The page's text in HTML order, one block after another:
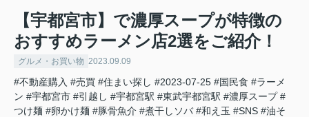
【宇都宮市】で濃厚スープが特徴の
おすすめラーメン店2選をご紹介！
グルメ・お買い物 2023.09.09
#不動産購入 #売買 #住まい探し #2023-07-25 #国民食 #ラーメ
ン #宇都宮市 #引越し #宇都宮駅 #東武宇都宮駅 #濃厚スープ #
つけ麺 #卵かけ麺 #豚骨魚介 #煮干しソバ #和え玉 #SNS #油そ